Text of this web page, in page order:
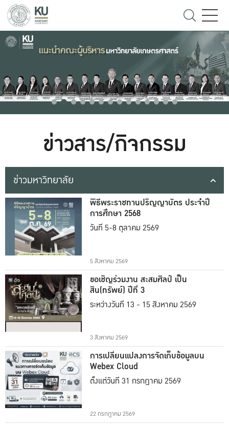
ข่าวสาร/กิจกรรม
ข่าวมหาวิทยาลัย
พิธีพระราชทานปริญญาบัตร ประจำปี
การศึกษา 2568
วันที่ 5-8 ตุลาคม 2569
5 สิงหาคม 2569
ขอเชิญร่วมงาน สะสมศิลป์ เป็น
สิน(ทรัพย์) ปีที่ 3
ระหว่างวันที่ 13 - 15 สิงหาคม 2569
3 สิงหาคม 2569
การเปลี่ยนแปลงการจัดเก็บข้อมูลบน
Webex Cloud
ตั้งแต่วันที่ 31 กรกฎาคม 2569
22 กรกฎาคม 2569